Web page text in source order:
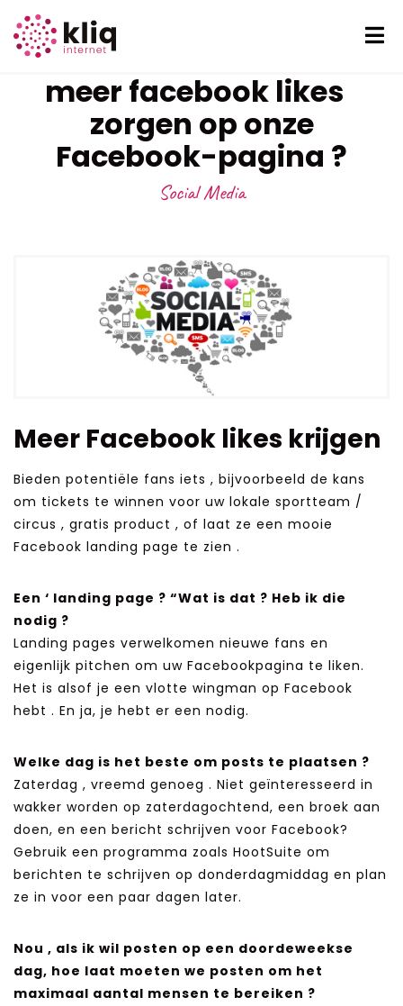
Hoe kunnen we voor
meer facebook likes
zorgen op onze
Facebook-pagina ?
Social Media
Meer Facebook likes krijgen
Bieden potentiële fans iets , bijvoorbeeld de kans
om tickets te winnen voor uw lokale sportteam /
circus , gratis product , of laat ze een mooie
Facebook landing page te zien .
Een ‘ landing page ? “Wat is dat ? Heb ik die
nodig ?
Landing pages verwelkomen nieuwe fans en
eigenlijk pitchen om uw Facebookpagina te liken.
Het is alsof je een vlotte wingman op Facebook
hebt . En ja, je hebt er een nodig.
Welke dag is het beste om posts te plaatsen ?
Zaterdag , vreemd genoeg . Niet geïnteresseerd in
wakker worden op zaterdagochtend, een broek aan
doen, en een bericht schrijven voor Facebook?
Gebruik een programma zoals HootSuite om
berichten te schrijven op donderdagmiddag en plan
ze in voor een paar dagen later.
Nou , als ik wil posten op een doordeweekse
dag, hoe laat moeten we posten om het
maximaal aantal mensen te bereiken ?